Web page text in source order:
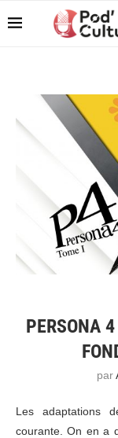
PERSONA
par
Les adaptations
courante. On en a